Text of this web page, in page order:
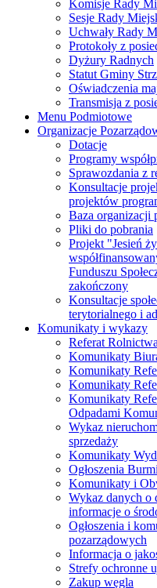
Komisje Rady
Sesje Rady
Uchwały Rady
Protokoły z
Dyżury Radnych
Statut Gminy
Oświadczenia
Transmisja z
Menu Podmiotowe
Organizacje
Dotacje
Programy
Sprawozdania z
Konsultacje
projektów
Baza organizacji
Pliki do pobrania
Projekt "Jesień
Funduszu
zakończony
Konsultacje
terytorialnego i
Komunikaty i wykazy
Referat
Komunikaty
Komunikaty
Komunikaty
Komunikaty
Odpadami
Wykaz
sprzedaży
Komunikaty
Ogłoszenia
Komunikaty i
Wykaz danych o
informacje o
Ogłoszenia i
pozarządowych
Informacja o
Strefy ochronne
Zakup węgla